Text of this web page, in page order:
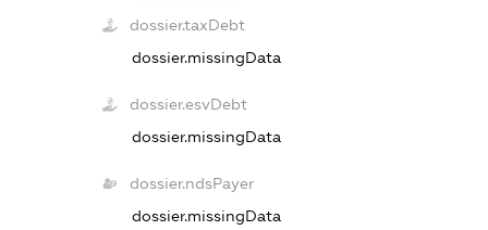
dossier.taxDebt
dossier.missingData
dossier.esvDebt
dossier.missingData
dossier.ndsPayer
dossier.missingData